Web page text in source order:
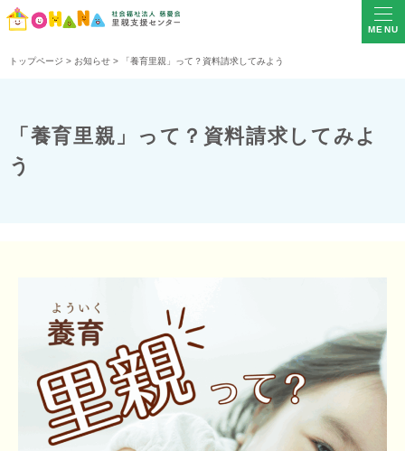
MENU
トップページ > お知らせ > 「養育里親」って？資料請求してみよう
「養育里親」って？資料請求してみよ
う